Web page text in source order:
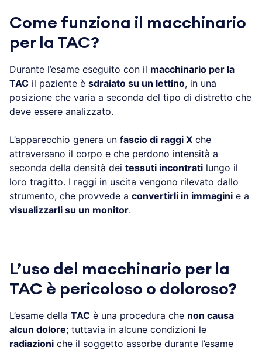
Come funziona il macchinario
per la TAC?
Durante l’esame eseguito con il macchinario per la
TAC il paziente è sdraiato su un lettino, in una
posizione che varia a seconda del tipo di distretto che
deve essere analizzato.
L’apparecchio genera un fascio di raggi X che
attraversano il corpo e che perdono intensità a
seconda della densità dei tessuti incontrati lungo il
loro tragitto. I raggi in uscita vengono rilevato dallo
strumento, che provvede a convertirli in immagini e a
visualizzarli su un monitor.
L’uso del macchinario per la
TAC è pericoloso o doloroso?
L’esame della TAC è una procedura che non causa
alcun dolore; tuttavia in alcune condizioni le
radiazioni che il soggetto assorbe durante l’esame